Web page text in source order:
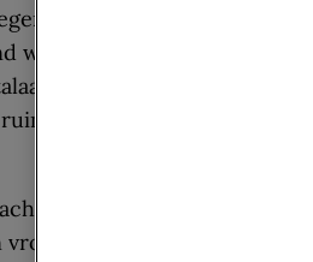
bekendmaakte dat 844
waren geraakt. De opkomst
twee miljoen kiezers